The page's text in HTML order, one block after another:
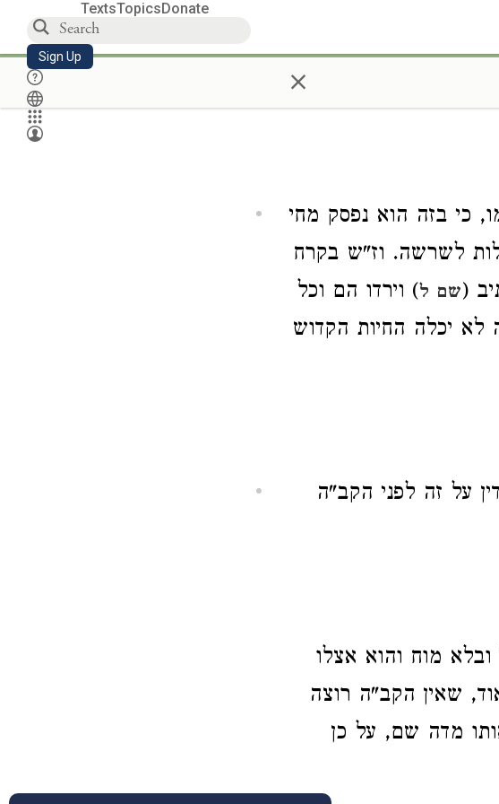
TextsTopicsDonate
Sign Up ×
כי בזה הוא נפסק מחי
לשרשה. וז"ש בקרח
(שם ל) וירדו הם וכל
יכלה החיות הקדוש
על זה לפני הקב"ה
מוח והוא אצלו
שאין הקב"ה רוצה
מדה שם, על כן